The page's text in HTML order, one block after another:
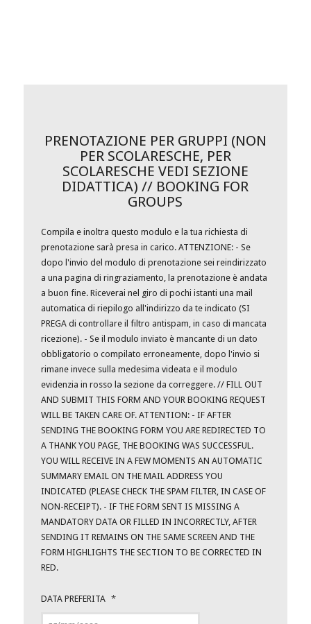
PRENOTAZIONE PER GRUPPI (NON
PER SCOLARESCHE, PER
SCOLARESCHE VEDI SEZIONE
DIDATTICA) // BOOKING FOR
GROUPS
Compila e inoltra questo modulo e la tua richiesta di
prenotazione sarà presa in carico. ATTENZIONE: - Se
dopo l'invio del modulo di prenotazione sei reindirizzato
a una pagina di ringraziamento, la prenotazione è andata
a buon fine. Riceverai nel giro di pochi istanti una mail
automatica di riepilogo all'indirizzo da te indicato (SI
PREGA di controllare il filtro antispam, in caso di mancata
ricezione). - Se il modulo inviato è mancante di un dato
obbligatorio o compilato erroneamente, dopo l'invio si
rimane invece sulla medesima videata e il modulo
evidenzia in rosso la sezione da correggere. // FILL OUT
AND SUBMIT THIS FORM AND YOUR BOOKING REQUEST
WILL BE TAKEN CARE OF. ATTENTION: - IF AFTER
SENDING THE BOOKING FORM YOU ARE REDIRECTED TO
A THANK YOU PAGE, THE BOOKING WAS SUCCESSFUL.
YOU WILL RECEIVE IN A FEW MOMENTS AN AUTOMATIC
SUMMARY EMAIL ON THE MAIL ADDRESS YOU
INDICATED (PLEASE CHECK THE SPAM FILTER, IN CASE OF
NON-RECEIPT). - IF THE FORM SENT IS MISSING A
MANDATORY DATA OR FILLED IN INCORRECTLY, AFTER
SENDING IT REMAINS ON THE SAME SCREEN AND THE
FORM HIGHLIGHTS THE SECTION TO BE CORRECTED IN
RED.
DATA PREFERITA *